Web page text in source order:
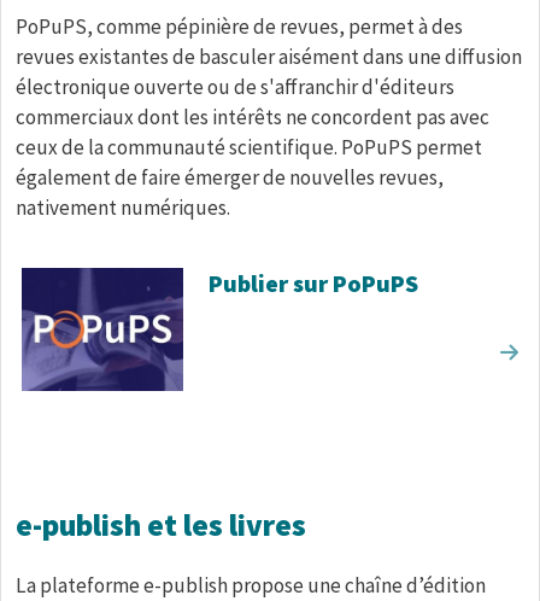
PoPuPS, comme pépinière de revues, permet à des
revues existantes de basculer aisément dans une diffusion
électronique ouverte ou de s'affranchir d'éditeurs
commerciaux dont les intérêts ne concordent pas avec
ceux de la communauté scientifique. PoPuPS permet
également de faire émerger de nouvelles revues,
nativement numériques.
Publier sur PoPuPS
e-publish et les livres
La plateforme e-publish propose une chaîne d’édition